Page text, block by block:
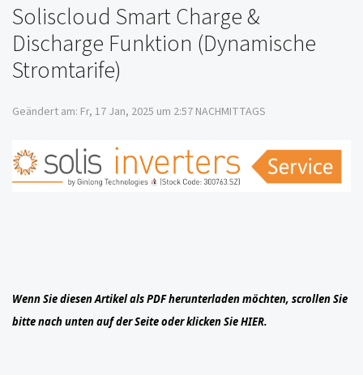
Soliscloud Smart Charge &
Discharge Funktion (Dynamische
Stromtarife)
Geändert am: Fr, 17 Jan, 2025 um 2:57 NACHMITTAGS
Wenn Sie diesen Artikel als PDF herunterladen möchten, scrollen Sie
bitte nach unten auf der Seite oder klicken SieHIER.